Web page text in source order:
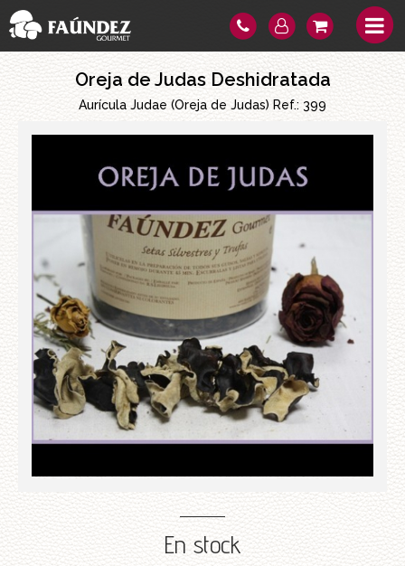
Oreja de Judas Deshidratada
Aurícula Judae (Oreja de Judas) Ref.: 399
En stock